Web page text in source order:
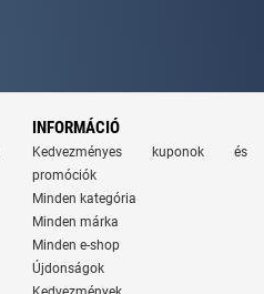
INFORMÁCIÓ
Kedvezményes kuponok és
promóciók
Minden kategória
Minden márka
Minden e-shop
Újdonságok